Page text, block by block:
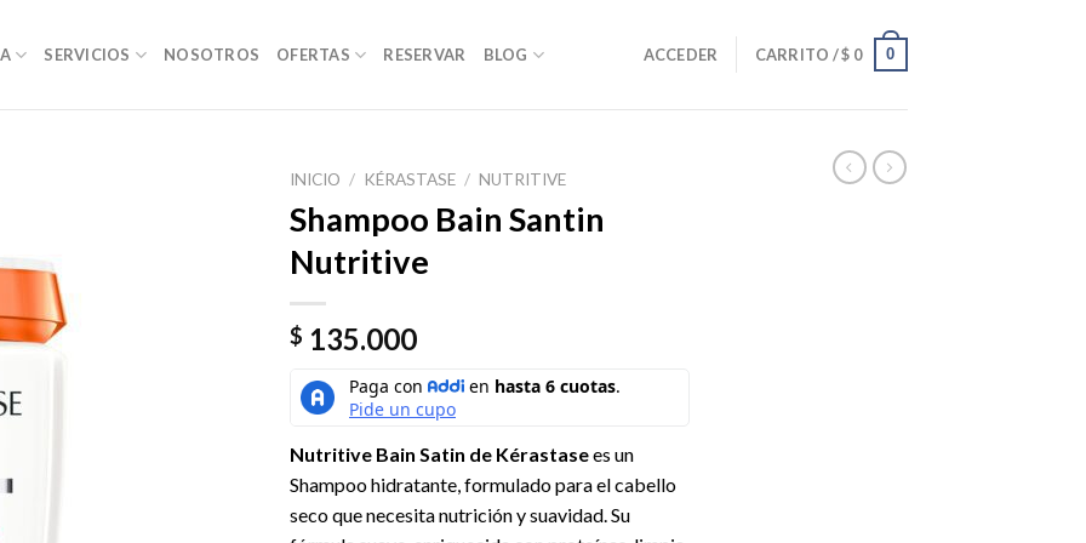
SERVICIOS NOSOTROS OFERTAS RESERVAR BLOG ACCEDER CARRITO /$ 0 0
INICIO / KÉRASTASE / NUTRITIVE
Shampoo Bain Santin
Nutritive
$ 135.000
Nutritive Bain Satin de Kérastasees un
Shampoo hidratante, formulado para el cabello
seco que necesita nutrición y suavidad. Su